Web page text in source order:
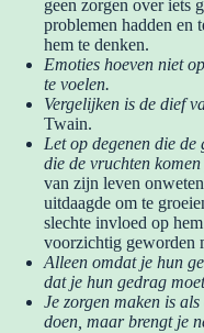
geen zorgen over iets
problemen hadden en
hem te denken.
Emoties hoeven niet
te voelen.
Vergelijken is de dief
Twain.
Let op degenen die de
die de vruchten
van zijn leven
uitdaagde om te
slechte invloed op
voorzichtig geworden
Alleen omdat je hun
dat je hun gedrag
Je zorgen maken is
doen, maar brengt je